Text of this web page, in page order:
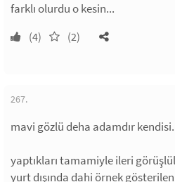
farklı olurdu o kesin...
(4) (2)
267.
mavi gözlü deha adamdır kendisi.
yaptıkları tamamiyle ileri
yurt dışında dahi örnek